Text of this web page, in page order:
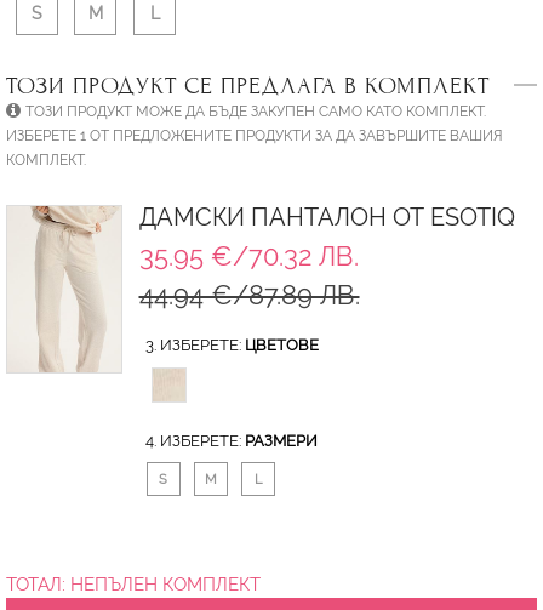
S M L
ТОЗИ ПРОДУКТ СЕ ПРЕДЛАГА В КОМПЛЕКТ
ТОЗИ ПРОДУКТ МОЖЕ ДА БЪДЕ ЗАКУПЕН САМО КАТО КОМПЛЕКТ.
ИЗБЕРЕТЕ 1 ОТ ПРЕДЛОЖЕНИТЕ ПРОДУКТИ ЗА ДА ЗАВЪРШИТЕ ВАШИЯ
КОМПЛЕКТ.
ДАМСКИ ПАНТАЛОН ОТ ESOTIQ
35.95 €/70.32 ЛВ.
44.94 €/87.89 ЛВ.
3. ИЗБЕРЕТЕ: ЦВЕТОВЕ
4. ИЗБЕРЕТЕ: РАЗМЕРИ
S M L
ТОТАЛ: НЕПЪЛЕН КОМПЛЕКТ